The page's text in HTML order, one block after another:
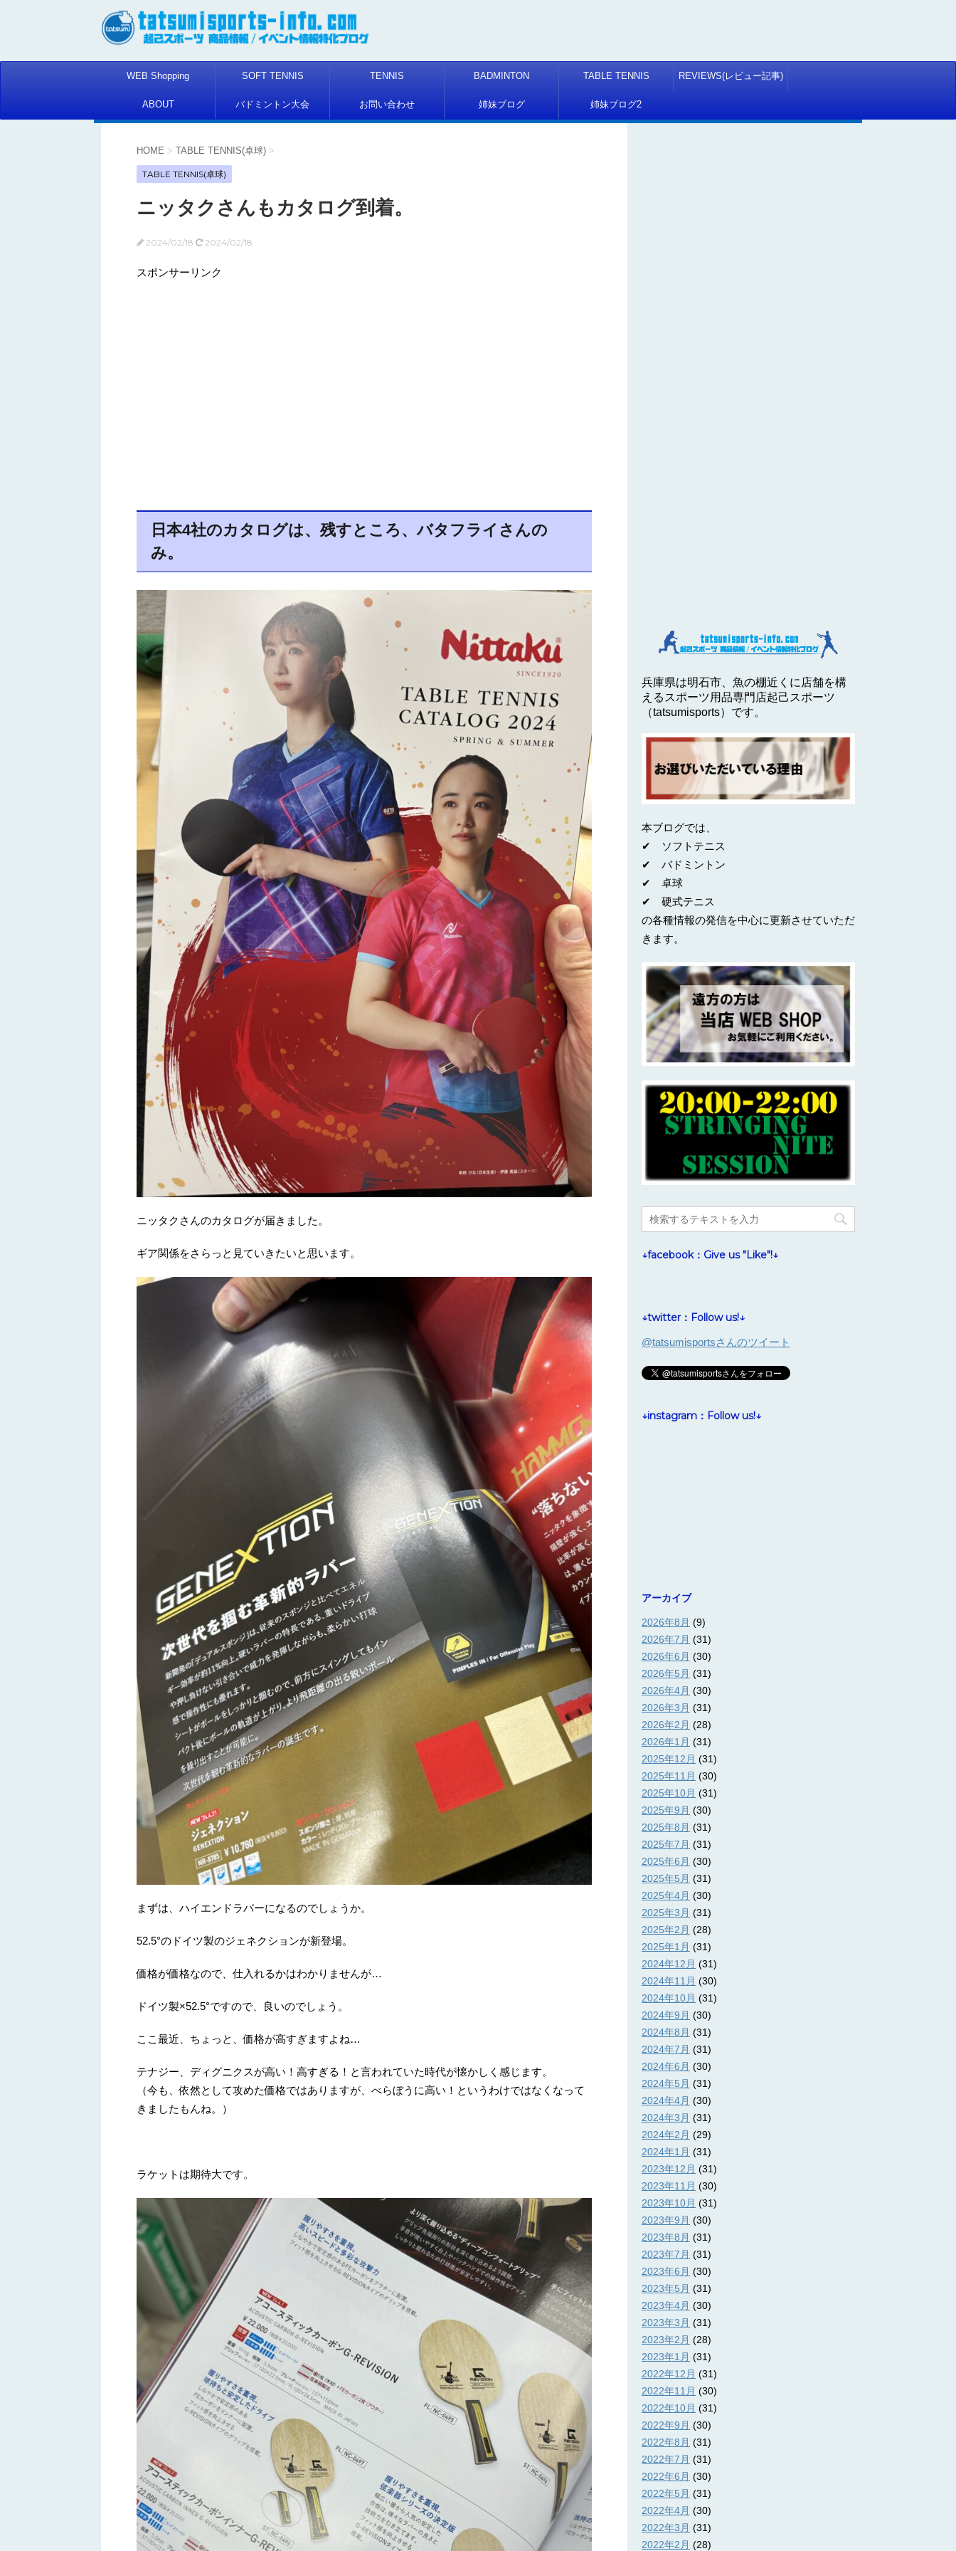
WEB Shopping SOFT TENNIS TENNIS BADMINTON TABLE TENNIS REVIEWS(レビュー記事)
ABOUT バドミントン大会 お問い合わせ 姉妹ブログ 姉妹ブログ2
HOME > TABLE TENNIS(卓球) >
TABLE TENNIS(卓球)
ニッタクさんもカタログ到着。
2024/02/18 2024/02/18
スポンサーリンク
日本4社のカタログは、残すところ、バタフライさんの
み。
ニッタクさんのカタログが届きました。
ギア関係をさらっと見ていきたいと思います。
まずは、ハイエンドラバーになるのでしょうか。
52.5°のドイツ製のジェネクションが新登場。
価格が価格なので、仕入れるかはわかりませんが…
ドイツ製×52.5°ですので、良いのでしょう。
ここ最近、ちょっと、価格が高すぎますよね…
テナジー、ディグニクスが高い！高すぎる！と言われていた時代が懐かしく感じます。
（今も、依然として攻めた価格ではありますが、べらぼうに高い！というわけではなくなって
きましたもんね。）
ラケットは期待大です。
兵庫県は明石市、魚の棚近くに店舗を構
えるスポーツ用品専門店起己スポーツ
（tatsumisports）です。
本ブログでは、
✔ ソフトテニス
✔ バドミントン
✔ 卓球
✔ 硬式テニス
の各種情報の発信を中心に更新させていただ
きます。
↓facebook：Give us "Like"!↓
↓twitter：Follow us!↓
@tatsumisportsさんのツイート
↓instagram：Follow us!↓
アーカイブ
2026年8月 (9)
2026年7月 (31)
2026年6月 (30)
2026年5月 (31)
2026年4月 (30)
2026年3月 (31)
2026年2月 (28)
2026年1月 (31)
2025年12月 (31)
2025年11月 (30)
2025年10月 (31)
2025年9月 (30)
2025年8月 (31)
2025年7月 (31)
2025年6月 (30)
2025年5月 (31)
2025年4月 (30)
2025年3月 (31)
2025年2月 (28)
2025年1月 (31)
2024年12月 (31)
2024年11月 (30)
2024年10月 (31)
2024年9月 (30)
2024年8月 (31)
2024年7月 (31)
2024年6月 (30)
2024年5月 (31)
2024年4月 (30)
2024年3月 (31)
2024年2月 (29)
2024年1月 (31)
2023年12月 (31)
2023年11月 (30)
2023年10月 (31)
2023年9月 (30)
2023年8月 (31)
2023年7月 (31)
2023年6月 (30)
2023年5月 (31)
2023年4月 (30)
2023年3月 (31)
2023年2月 (28)
2023年1月 (31)
2022年12月 (31)
2022年11月 (30)
2022年10月 (31)
2022年9月 (30)
2022年8月 (31)
2022年7月 (31)
2022年6月 (30)
2022年5月 (31)
2022年4月 (30)
2022年3月 (31)
2022年2月 (28)